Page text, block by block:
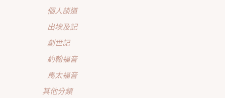
個人談道
出埃及記
創世記
約翰福音
馬太福音
其他分類